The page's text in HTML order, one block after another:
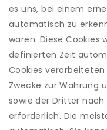
es uns, bei einem
automatisch zu
waren. Diese Cookies
definierten Zeit
Cookies
Zwecke zur Wahrung
sowie der Dritter nach
erforderlich. Die